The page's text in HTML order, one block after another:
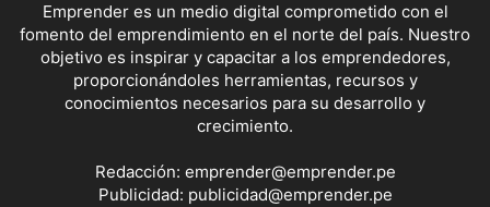
Emprender es un medio digital comprometido con el
fomento del emprendimiento en el norte del país. Nuestro
objetivo es inspirar y capacitar a los emprendedores,
proporcionándoles herramientas, recursos y
conocimientos necesarios para su desarrollo y
crecimiento.
Redacción: emprender@emprender.pe
Publicidad: publicidad@emprender.pe